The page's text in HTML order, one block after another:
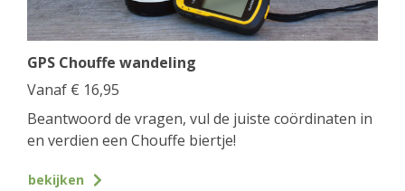
GPS Chouffe wandeling
Vanaf € 16,95
Beantwoord de vragen, vul de juiste coördinaten in
en verdien een Chouffe biertje!
bekijken